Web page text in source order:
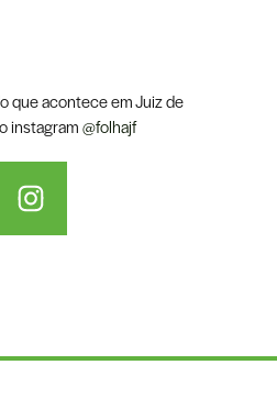
que acontece em Juiz de
instagram@folhajf